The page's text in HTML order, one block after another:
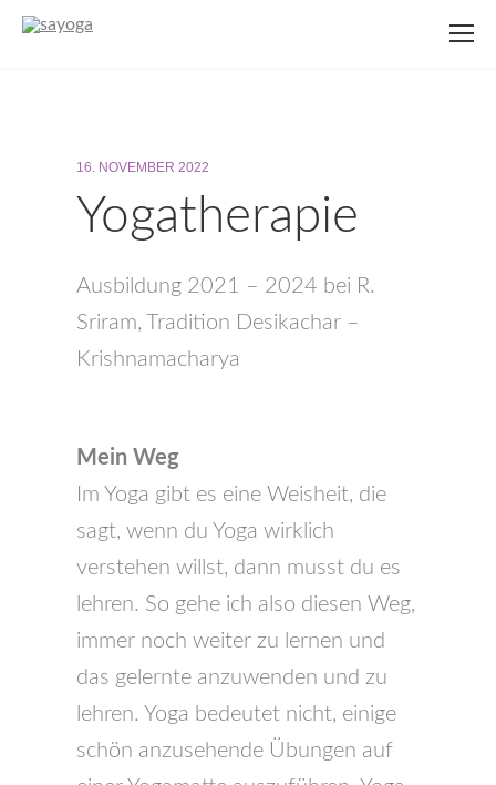
16. NOVEMBER 2022
Yogatherapie
Ausbildung 2021 – 2024 bei R.
Sriram, Tradition Desikachar –
Krishnamacharya
Mein Weg
Im Yoga gibt es eine Weisheit, die
sagt, wenn du Yoga wirklich
verstehen willst, dann musst du es
lehren. So gehe ich also diesen Weg,
immer noch weiter zu lernen und
das gelernte anzuwenden und zu
lehren. Yoga bedeutet nicht, einige
schön anzusehende Übungen auf